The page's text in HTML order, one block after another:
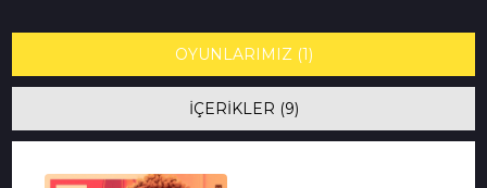
OYUNLARIMIZ (1)
İÇERİKLER (9)